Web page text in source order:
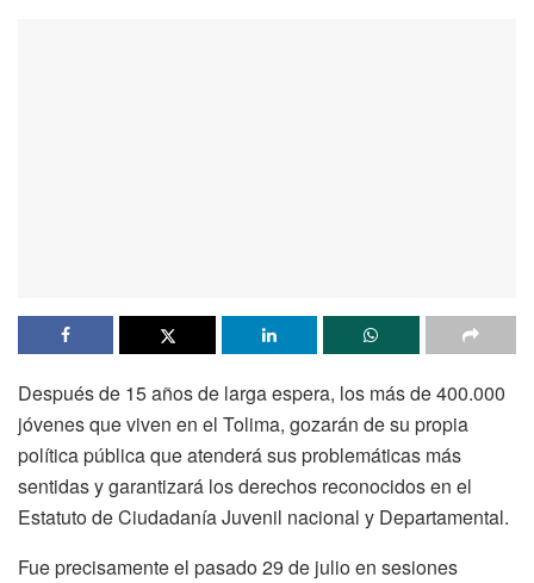
Después de 15 años de larga espera, los más de 400.000
jóvenes que viven en el Tolima, gozarán de su propia
política pública que atenderá sus problemáticas más
sentidas y garantizará los derechos reconocidos en el
Estatuto de Ciudadanía Juvenil nacional y Departamental.
Fue precisamente el pasado 29 de julio en sesiones